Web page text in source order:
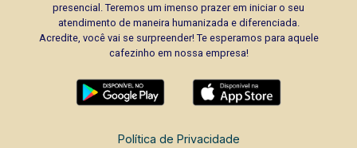
presencial. Teremos um imenso prazer em iniciar o seu
atendimento de maneira humanizada e diferenciada.
Acredite, você vai se surpreender! Te esperamos para aquele
cafezinho em nossa empresa!
Política de Privacidade